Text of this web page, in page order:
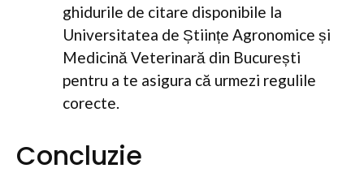
ghidurile de citare disponibile la
Universitatea de Științe Agronomice și
Medicină Veterinară din București
pentru a te asigura că urmezi regulile
corecte.
Concluzie